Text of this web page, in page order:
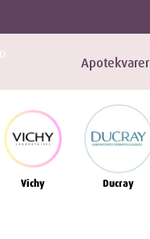
Apotekvarer
Vichy Ducray